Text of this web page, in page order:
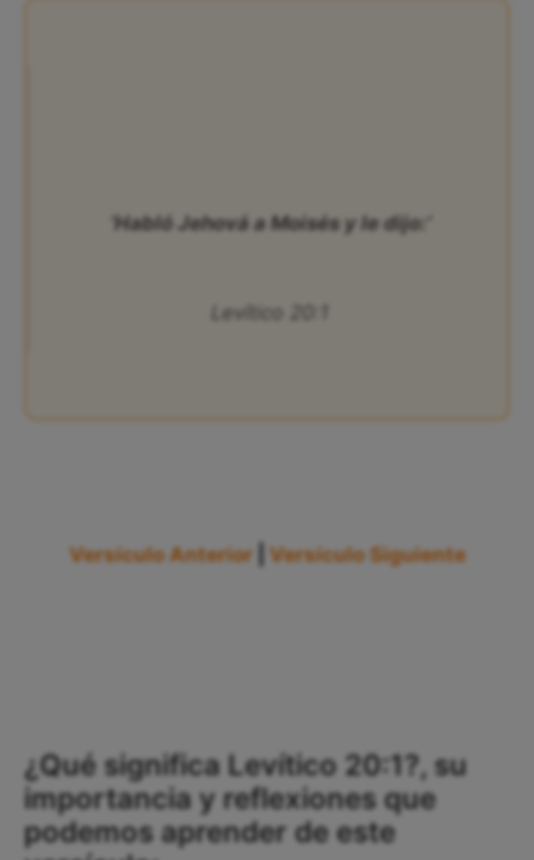
‘Habló Jehová a Moisés y le dijo:’
Levítico 20:1
Versículo Anterior Versículo Siguiente
¿Qué significa Levítico 20:1?, su
importancia y reflexiones que
podemos aprender de este